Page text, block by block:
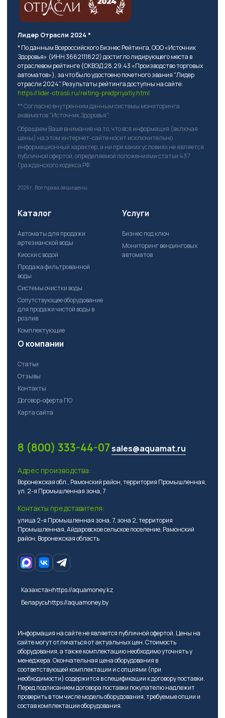
Лидер Отрасли 2024 *
* По данным Всероссийского Бизнес Рейтинга, ООО «Источник
Здоровья» (ИНН 3662111822) достигло лидирующего места в
отраслевом рейтинге (ОКВЭД 28.29.43 «Производство торговых
автоматов»), за что было удостоено почетного звания "Лидер
отрасли 2024". Результаты рейтинга доступны на сайте:
https://lider-otrasli.ru/reiting-predpriyatiy.html
** Согласно внутренним данным системы мониторинга
акваматов "Источник Здоровья".
Обращаем Ваше внимание на то, что вся информация (включая
цены) на этом интернет-сайте носит исключительно
информационный характер, и ни при каких условиях не является
публичной офертой, определяемой положениями статьи 437
Гражданского кодекса РФ.
2026г. Все права защищены.
Каталог
Автоматы для продажи
артезианской воды
Киоски с водой
Продажа фильтрованной
воды
Системы очистки воды
Сопутствующее оборудование
для продажи чистой воды в
розлив
Комплектующие
Услуги
Бизнес под ключ
Мониторинг вендинговых
автоматов
О компании
Статьи
Отзывы
Контакты
Договор-оферта ПО
Карта сайта
8 (800) 333-44-07sales@aquamat.ru
Адрес производства:
Воронежская обл., Рамонский район, территория Промышленная,
ул. 2-я Промышленная зона, 7
Контакты представителя:
улица 2-я Промышленная зона, 7, зона 2, территория
Промышленная, Айдаровское сельское поселение, Рамонский
район, Воронежская область
Казахстанhttps://aquamoney.kz
Беларусьhttps://aquamoney.by
Информация на сайте не является публичной офертой. Цены на
сайте могут отличаться от актуальных цен. Стоимость
оборудования, а также комплектацию необходимо уточнять у
менеджера. Окончательная цена оборудования в
соответствующей комплектации и с опциями (при
необходимости) содержится в спецификации к договору поставки.
Перед подписанием договора поставки покупателю надлежит
проверить в том числе модель оборудования, требуемые опции и
состав комплектации оборудования.